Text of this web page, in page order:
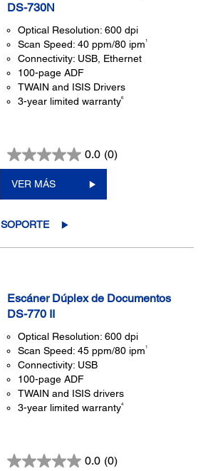
DS-730N
Optical Resolution: 600 dpi
Scan Speed: 40 ppm/80 ipm1
Connectivity: USB, Ethernet
100-page ADF
TWAIN and ISIS Drivers
3-year limited warranty6
0.0 (0)
VER MÁS
SOPORTE
Escáner Dúplex de Documentos
DS-770 II
Optical Resolution: 600 dpi
Scan Speed: 45 ppm/80 ipm1
Connectivity: USB
100-page ADF
TWAIN and ISIS drivers
3-year limited warranty4
0.0 (0)